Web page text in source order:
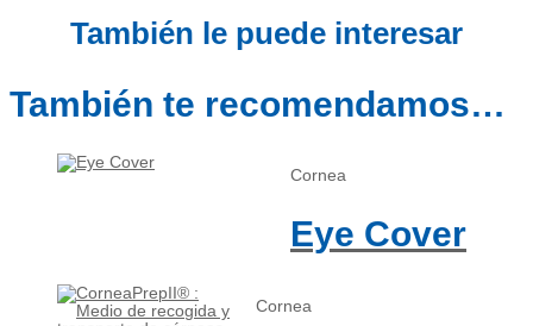
También le puede interesar
También te recomendamos…
Cornea
Eye Cover
Cornea